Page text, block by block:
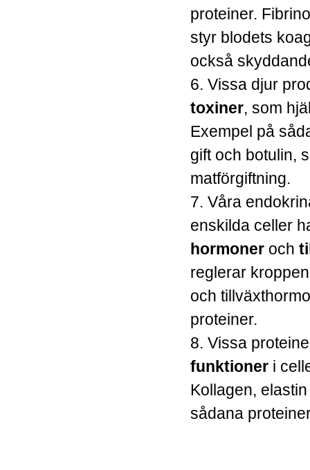
proteiner.
styr blodets
också
6. Vissa djur
toxiner, som
Exempel på
gift och botulin,
matförgiftning.
7. Våra
enskilda celler
hormoner och
reglerar
och
proteiner.
8. Vissa
funktioner i
Kollagen,
sådana